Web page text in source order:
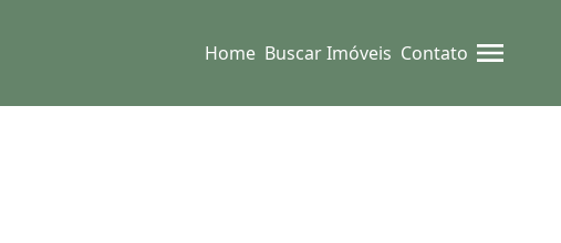
Home Buscar Imóveis Contato